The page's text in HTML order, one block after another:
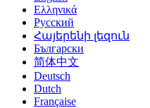
Ελληνικά
Русский
Հայերենի լեզուն
Български
简体中文
Deutsch
Dutch
Française